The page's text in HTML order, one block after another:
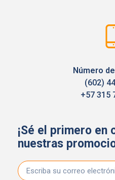
Número
(602)
+57 315
¡Sé el primero en
nuestras